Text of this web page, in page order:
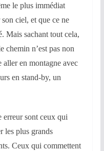
le plus immédiat
ciel, et que ce ne
Mais sachant tout cela,
chemin n’est pas non
en montagne avec
en stand-by, un
erreur sont ceux qui
les plus grands
Ceux qui commettent